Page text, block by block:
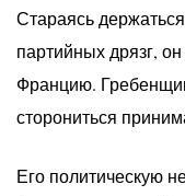
Стараясь
партийных дрязг,
Францию.
сторониться
Его политическую